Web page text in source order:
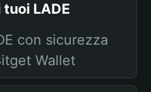
LADE
con sicurezza
Wallet